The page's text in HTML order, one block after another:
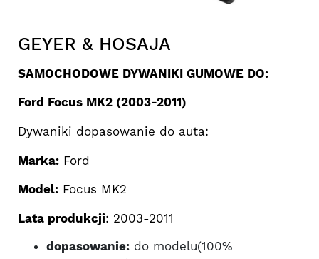
GEYER & HOSAJA
SAMOCHODOWE DYWANIKI GUMOWE DO:
Ford Focus MK2 (2003-2011)
Dywaniki dopasowanie do auta:
Marka: Ford
Model: Focus MK2
Lata produkcji: 2003-2011
dopasowanie: do modelu(100%